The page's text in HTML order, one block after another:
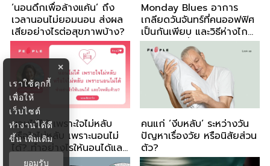
‘นอนดึกเพื่อล้างแค้น’ ถึง
เวลานอนไม่ยอมนอน ส่งผล
เสียอย่างไรต่อสุขภาพบ้าง?
Monday Blues อาการ
เกลียดวันจันทร์ที่คนออฟฟิศ
เป็นกันเพียบ และวิธีห่างไกล
จากอาการนี้
นอนไม่ได้ เพราะใจไม่หลับ
หรือใจไม่หลับ เพราะนอนไม่
ได้?..ทำอย่างไรให้นอนได้และ
ใจหลับ?
คนแก่ ‘งีบหลับ’ ระหว่างวัน
ปัญหาเรื่องวัย หรือนิสัยส่วน
ตัว?
×
เราใช้คุกกี้
เพื่อให้
เว็บไซต์
ทำงานได้ดี
ขึ้นเพิ่มเติม
ยอมรับ